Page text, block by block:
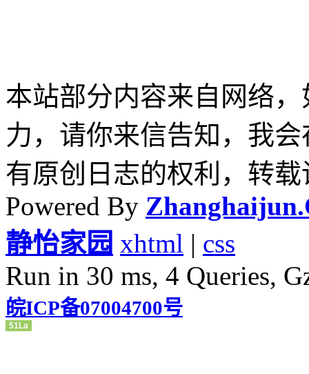
本站部分内容来自网络
力，请你来信告知，我
有原创日志的权利，转
Powered By
静怡家园 xhtml | css
Run in 30 ms, 4 Queries,
皖ICP备07004700号
51La